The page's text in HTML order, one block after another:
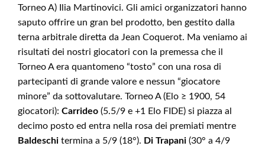
Torneo A) Ilia Martinovici. Gli amici organizzatori hanno
saputo offrire un gran bel prodotto, ben gestito dalla
terna arbitrale diretta da Jean Coquerot. Ma veniamo ai
risultati dei nostri giocatori con la premessa che il
Torneo A era quantomeno “tosto” con una rosa di
partecipanti di grande valore e nessun “giocatore
minore” da sottovalutare. Torneo A (Elo ≥ 1900, 54
giocatori): Carrideo (5.5/9 e +1 Elo FIDE) si piazza al
decimo posto ed entra nella rosa dei premiati mentre
Baldeschi termina a 5/9 (18°). Di Trapani (30° a 4/9